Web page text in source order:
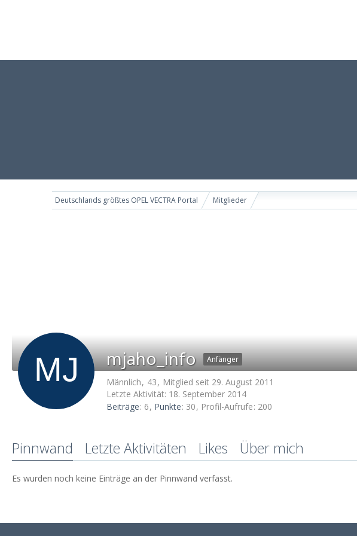
Deutschlands größtes OPEL VECTRA Portal Mitglieder
mjaho_info Anfänger
Männlich 43
Mitglied seit 29. August 2011
Letzte Aktivität: 18. September 2014
Beiträge 6 Punkte 30 Profil-Aufrufe 200
Pinnwand Letzte Aktivitäten Likes Über mich
Es wurden noch keine Einträge an der Pinnwand verfasst.